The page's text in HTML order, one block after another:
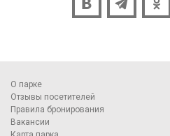
О парке
Отзывы посетителей
Правила бронирования
Вакансии